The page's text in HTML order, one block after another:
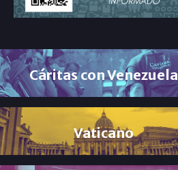
Cáritas con Venezuela
Vaticano